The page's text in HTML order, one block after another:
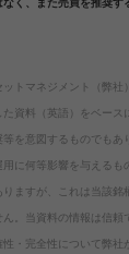
く、また売買を推奨す
トマネジメント（弊
資料（英語）をベース
を意図するものでも
に何等影響を与えるも
ますが、これは当該銘
。当資料の情報は信
性・完全性について弊